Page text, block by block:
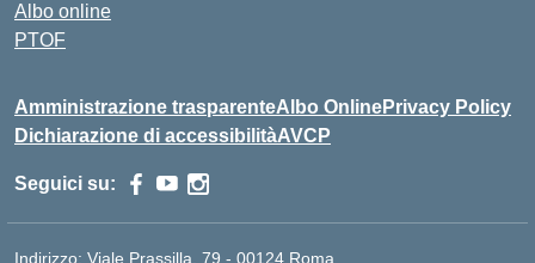
Albo online
PTOF
Amministrazione trasparenteAlbo OnlinePrivacy Policy
Dichiarazione di accessibilitàAVCP
Seguici su:
Indirizzo: Viale Prassilla, 79 - 00124 Roma